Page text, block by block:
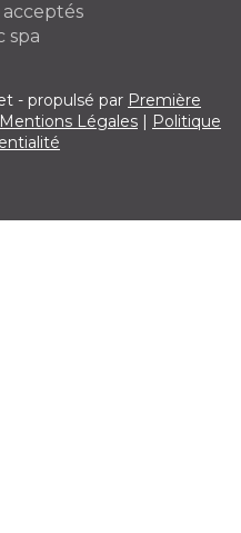
spa
- propulsé par Première
Mentions Légales | Politique